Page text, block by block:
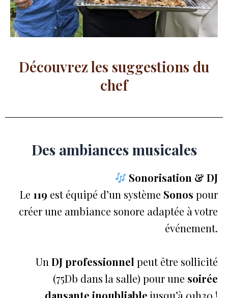
Découvrez les suggestions du
chef
Des ambiances musicales
Sonorisation & DJ
Le 119 est équipé d’un système Sonos pour
créer une ambiance sonore adaptée à votre
événement.
Un DJ professionnel peut être sollicité
(75Db dans la salle) pour une soirée
dansante inoubliable jusqu’à 01h30 !